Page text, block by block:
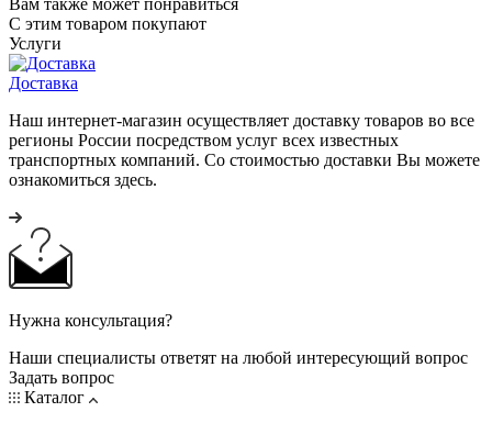
С этим товаром покупают
Услуги
Доставка
Наш интернет-магазин осуществляет доставку товаров во все
регионы России посредством услуг всех известных
транспортных компаний. Со стоимостью доставки Вы можете
ознакомиться здесь.
Нужна консультация?
Наши специалисты ответят на любой интересующий вопрос
Задать вопрос
Каталог